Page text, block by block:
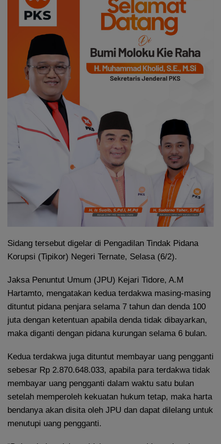
Sidang tersebut digelar di Pengadilan Tindak Pidana
Korupsi (Tipikor) Negeri Ternate, Selasa (6/2).
Jaksa Penuntut Umum (JPU) Kejari Tidore, A.M
Hartamto, mengatakan kedua terdakwa masing-masing
dituntut pidana penjara selama 7 tahun dan denda 100
juta dengan ketentuan apabila denda tidak dibayarkan,
maka diganti dengan pidana kurungan selama 6 bulan.
Kedua terdakwa juga dituntut membayar uang pengganti
sebesar Rp 2.870.648.033, apabila para terdakwa tidak
membayar uang pengganti dalam waktu satu bulan
setelah memperoleh kekuatan hukum tetap, maka harta
bendanya akan disita oleh JPU dan dapat dilelang untuk
menutupi uang pengganti.